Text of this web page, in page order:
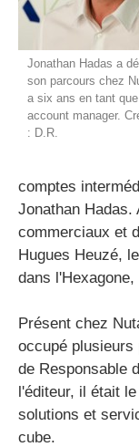
Jonathan Hadas a
son parcours chez
a six ans en tant
account manager.
: D.R.
comptes
Jonathan Hadas.
commerciaux et
Hugues Heuzé,
dans
Présent chez
occupé plusieurs
de Responsable
l'éditeur, il était
solutions et
cube.